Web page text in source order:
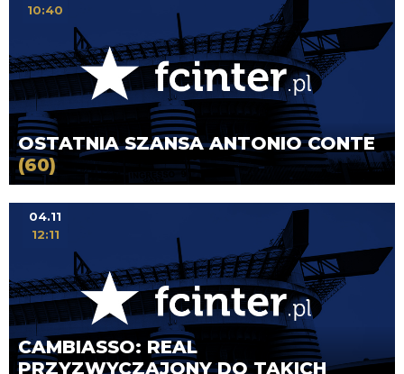
OSTATNIA SZANSA ANTONIO CONTE
(60)
10:40
CAMBIASSO: REAL
PRZYZWYCZAJONY DO TAKICH
04.11
12:11